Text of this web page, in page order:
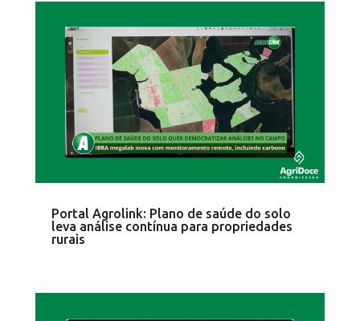
Portal Agrolink: Plano de saúde do solo
leva análise contínua para propriedades
rurais